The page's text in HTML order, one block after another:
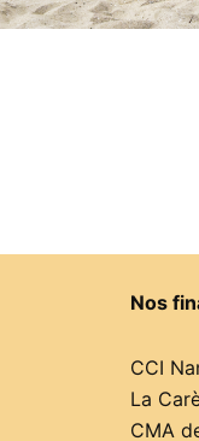
Nos
CCI
La
CMA